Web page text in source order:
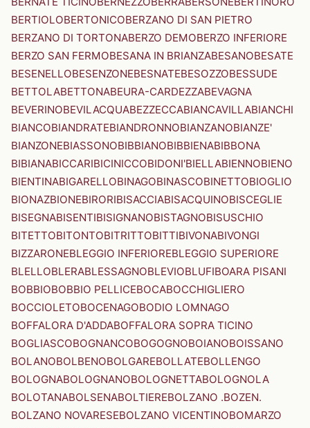
BERTIOLOBERTONICOBERZANO DI SAN PIETRO
BERZANO DI TORTONABERZO DEMOBERZO INFERIORE
BERZO SAN FERMOBESANA IN BRIANZABESANOBESATE
BESENELLOBESENZONEBESNATEBESOZZOBESSUDE
BETTOLABETTONABEURA-CARDEZZABEVAGNA
BEVERINOBEVILACQUABEZZECCABIANCAVILLABIANCHI
BIANCOBIANDRATEBIANDRONNOBIANZANOBIANZE'
BIANZONEBIASSONOBIBBIANOBIBBIENABIBBONA
BIBIANABICCARIBICINICCOBIDONI'BIELLABIENNOBIENO
BIENTINABIGARELLOBINAGOBINASCOBINETTOBIOGLIO
BIONAZBIONEBIRORIBISACCIABISACQUINOBISCEGLIE
BISEGNABISENTIBISIGNANOBISTAGNOBISUSCHIO
BITETTOBITONTOBITRITTOBITTIBIVONABIVONGI
BIZZARONEBLEGGIO INFERIOREBLEGGIO SUPERIORE
BLELLOBLERABLESSAGNOBLEVIOBLUFIBOARA PISANI
BOBBIOBOBBIO PELLICEBOCABOCCHIGLIERO
BOCCIOLETOBOCENAGOBODIO LOMNAGO
BOFFALORA D'ADDABOFFALORA SOPRA TICINO
BOGLIASCOBOGNANCOBOGOGNOBOIANOBOISSANO
BOLANOBOLBENOBOLGAREBOLLATEBOLLENGO
BOLOGNABOLOGNANOBOLOGNETTABOLOGNOLA
BOLOTANABOLSENABOLTIEREBOLZANO .BOZEN.
BOLZANO NOVARESEBOLZANO VICENTINOBOMARZO